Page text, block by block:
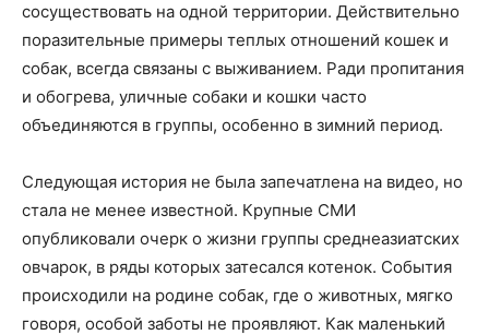
сосуществовать на одной территории. Действительно
поразительные примеры теплых отношений кошек и
собак, всегда связаны с выживанием. Ради пропитания
и обогрева, уличные собаки и кошки часто
объединяются в группы, особенно в зимний период.
Следующая история не была запечатлена на видео, но
стала не менее известной. Крупные СМИ
опубликовали очерк о жизни группы среднеазиатских
овчарок, в ряды которых затесался котенок. События
происходили на родине собак, где о животных, мягко
говоря, особой заботы не проявляют. Как маленький